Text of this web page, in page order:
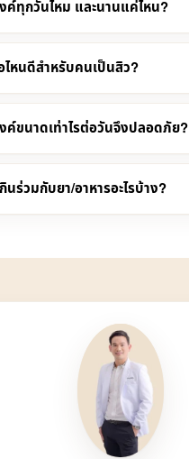
ค์ทุกวันไหม และนานแค่ไหน?
ไหนดีสำหรับคนเป็นสิว?
ค์ขนาดเท่าไรต่อวันจึงปลอดภัย?
ร่วมกับยา/อาหารอะไรบ้าง?